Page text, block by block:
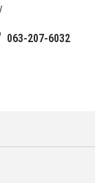
063-207-6032